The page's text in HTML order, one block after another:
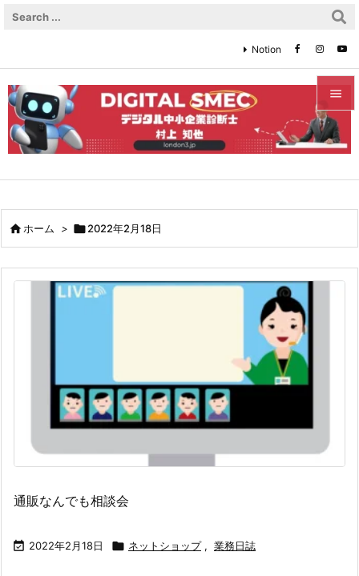


メニュ


次へ
Notion
ホーム > 2022年2月18日
通販なんでも相談会
 2022年2月18日  ネットショップ , 業務日誌